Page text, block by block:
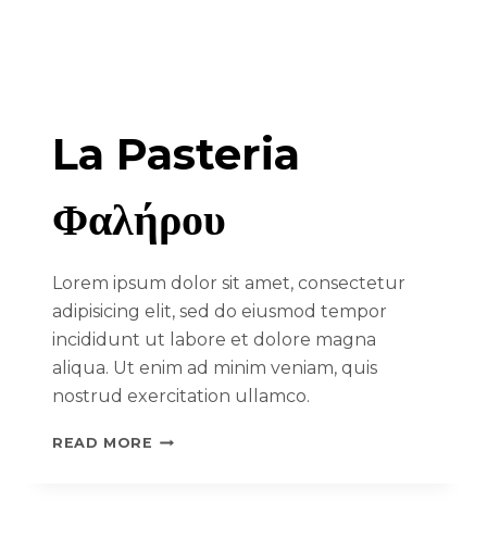
La Pasteria
Φαλήρου
Lorem ipsum dolor sit amet, consectetur
adipisicing elit, sed do eiusmod tempor
incididunt ut labore et dolore magna
aliqua. Ut enim ad minim veniam, quis
nostrud exercitation ullamco.
READ MORE